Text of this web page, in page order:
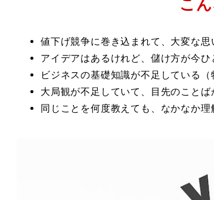
こ
値下げ競争に巻き込まれて、大変な思
アイデアはあるけれど、儲け方が今ひ
ビジネスの基礎知識が不足している（
大局観が不足していて、目先のことば
同じことを何度教えても、なかなか理